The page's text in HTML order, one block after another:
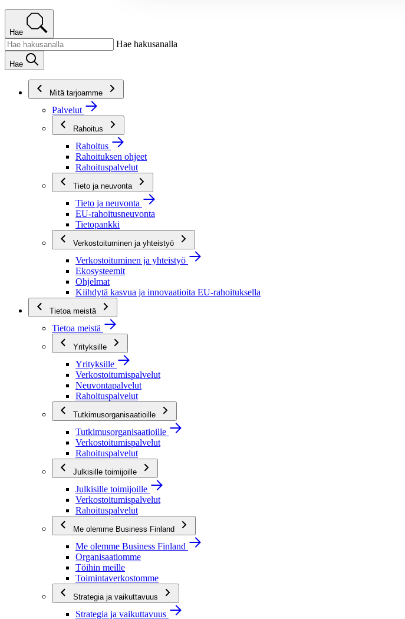
Hae
Hae hakusanalla
Hae
Mitä tarjoamme
Palvelut
Rahoitus
Rahoitus
Rahoituksen ohjeet
Rahoituspalvelut
Tieto ja neuvonta
Tieto ja neuvonta
EU-rahoitusneuvonta
Tietopankki
Verkostoituminen ja yhteistyö
Verkostoituminen ja yhteistyö
Ekosysteemit
Ohjelmat
Kiihdytä kasvua ja innovaatioita EU-rahoituksella
Tietoa meistä
Tietoa meistä
Yrityksille
Yrityksille
Verkostoitumispalvelut
Neuvontapalvelut
Rahoituspalvelut
Tutkimusorganisaatioille
Tutkimusorganisaatioille
Verkostoitumispalvelut
Rahoituspalvelut
Julkisille toimijoille
Julkisille toimijoille
Verkostoitumispalvelut
Rahoituspalvelut
Me olemme Business Finland
Me olemme Business Finland
Organisaatiomme
Töihin meille
Toimintaverkostomme
Strategia ja vaikuttavuus
Strategia ja vaikuttavuus